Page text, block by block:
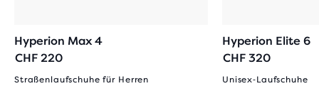
Hyperion Max 4
CHF 220
Straßenlaufschuhe für Herren
Hyperion Elite 6
CHF 320
Unisex‑Laufschuhe